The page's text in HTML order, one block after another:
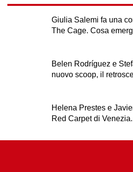
Giulia Salemi fa una
The Cage. Cosa
Belen Rodríguez e
nuovo scoop, il
Helena Prestes e
Red Carpet di